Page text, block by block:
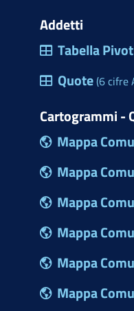
Addetti
Tabella Pivot
Quote(6 cifre
Cartogrammi -
Mappa
Mappa
Mappa
Mappa
Mappa
Mappa